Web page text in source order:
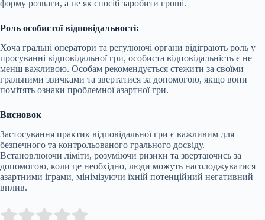
форму розваги, а не як спосіб заробити гроші.
Роль особистої відповідальності:
Хоча гральні оператори та регулюючі органи відіграють роль у
просуванні відповідальної гри, особиста відповідальність є не
менш важливою. Особам рекомендується стежити за своїми
гральними звичками та звертатися за допомогою, якщо вони
помітять ознаки проблемної азартної гри.
Висновок
Застосування практик відповідальної гри є важливим для
безпечного та контрольованого грального досвіду.
Встановлюючи ліміти, розуміючи ризики та звертаючись за
допомогою, коли це необхідно, люди можуть насолоджуватися
азартними іграми, мінімізуючи їхній потенційний негативний
вплив.
Rate this item: